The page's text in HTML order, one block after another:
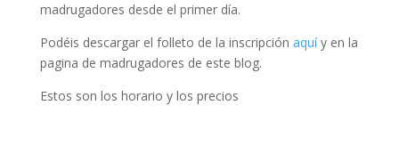
madrugadores desde el primer día.
Podéis descargar el folleto de la inscripción aquíy en la
pagina de madrugadores de este blog.
Estos son los horario y los precios